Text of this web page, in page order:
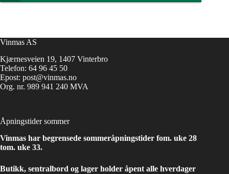
Vinmas AS
Kjærnesveien 19, 1407 Vinterbro
Telefon: 64 96 45 50
Epost: post@vinmas.no
Org. nr. 989 941 240 MVA
Åpningstider sommer
Vinmas har begrensede sommeråpningstider fom. uke 28
tom. uke 33.
Butikk, sentralbord og lager holder åpent alle hverdager